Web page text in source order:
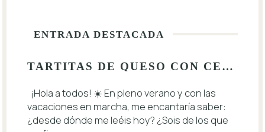
ENTRADA DESTACADA
TARTITAS DE QUESO CON CEREZAS 🍒
¡Hola a todos! ☀️ En pleno verano y con las
vacaciones en marcha, me encantaría saber:
¿desde dónde me leéis hoy? ¿Sois de los que